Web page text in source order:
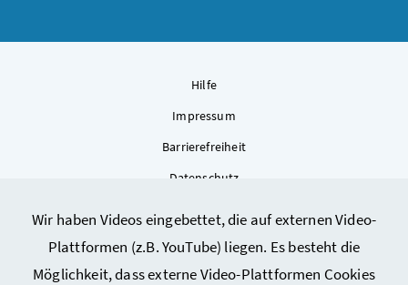
Wir haben Videos eingebettet, die auf externen Video-
Plattformen (z.B. YouTube) liegen. Es besteht die
Möglichkeit, dass externe Video-Plattformen Cookies
Hilfe
Impressum
Barrierefreiheit
Datenschutz
Sitemap
Cookie-Einstellungen